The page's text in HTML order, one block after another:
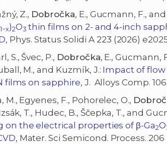
Z., Dobročka, E., Gucmann, F.,
1−x)2O3 thin films on 2- and 4-inch
, Phys. Status Solidi A 223 (2026)
S., Švec, P., Dobročka, E., Gucmann,
M., and Kuzmík, J.: Impact of
films on sapphire, J. Alloys Comp.
M., Egyenes, F., Pohorelec, O.,
T., Hudec, B., Ščepka, T., and
on the electrical properties of β-Ga2O
, Mater. Sci Semicond. Process. 206